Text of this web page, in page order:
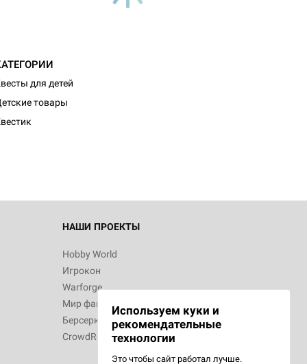
для детей
товары
НАШИ ПРОЕКТЫ
Hobby World
Игрокон
Warforge
Мир фантастики
Берсерк
CrowdRepublic
Используем куки и
рекомендательные
технологии
Это чтобы сайт работал лучше.